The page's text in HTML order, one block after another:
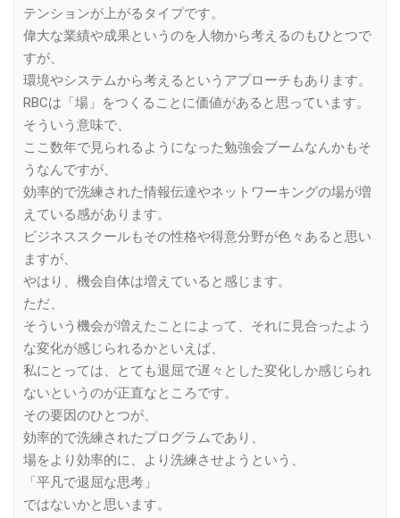
テンションが上がるタイプです。
偉大な業績や成果というのを人物から考えるのもひとつで
すが、
環境やシステムから考えるというアプローチもあります。
RBCは「場」をつくることに価値があると思っています。
そういう意味で、
ここ数年で見られるようになった勉強会ブームなんかもそ
うなんですが、
効率的で洗練された情報伝達やネットワーキングの場が増
えている感があります。
ビジネススクールもその性格や得意分野が色々あると思い
ますが、
やはり、機会自体は増えていると感じます。
ただ、
そういう機会が増えたことによって、それに見合ったよう
な変化が感じられるかといえば、
私にとっては、とても退屈で遅々とした変化しか感じられ
ないというのが正直なところです。
その要因のひとつが、
効率的で洗練されたプログラムであり、
場をより効率的に、より洗練させようという、
「平凡で退屈な思考」
ではないかと思います。